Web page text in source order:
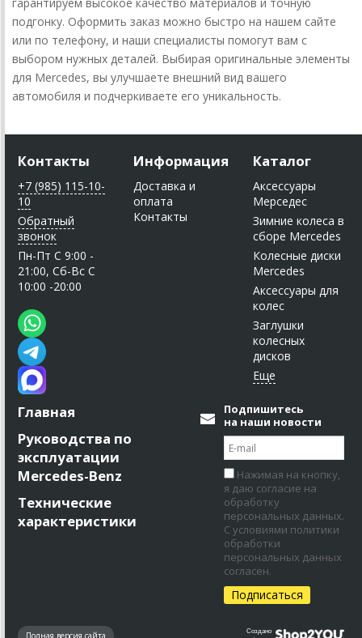
гарантируем высокое качество материалов и точную
подгонку. Оформить заказ можно быстро на нашем сайте
или по телефону, и наши специалисты помогут вам с
выбором нужных деталей. Выбирая оригинальные элементы
для Mercedes, вы улучшаете внешний вид вашего
автомобиля и подчеркиваете его уникальность.
Контакты
+7 (985) 115-10-
10
Обратный
звонок
Пн-Пт C 9:00 -
21:00, Сб-Вс С
10:00 -20:00
Информация
Доставка и
оплата
Контакты
Каталог
Аксессуары
Мерседес
Зимние колеса в
сборе Mercedes
Колесные диски
Mercedes
Аксессуары для
колес
Заглушки
колесных
дисков
Главная
Руководства по
эксплуатации
Mercedes-Benz
Технические
характеристики
Подпишитесь
на наши новости
Нажимая на кнопку,
я даю согласие на
обработку
персональных данных.
С условиями политики
обработки
персональных данных
согласен.
Создано